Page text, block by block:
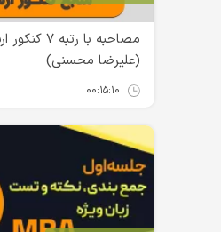
(علیرضا محسنی)
۰۰:۱۵:۱۰